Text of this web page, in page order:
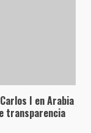
I en Arabia
transparencia